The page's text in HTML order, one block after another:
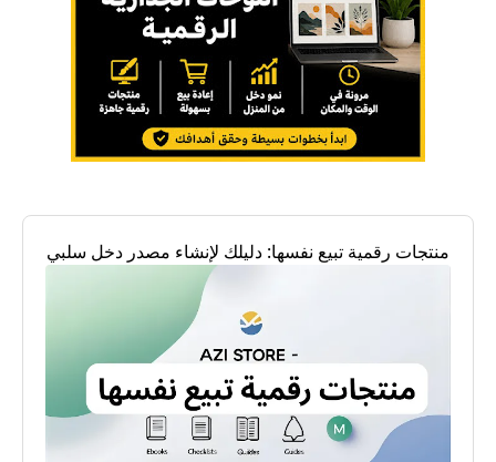
منتجات رقمية تبيع نفسها: دليلك لإنشاء مصدر دخل سلبي